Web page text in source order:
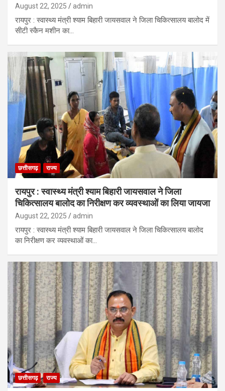
August 22, 2025 admin
रायपुर : स्वास्थ्य मंत्री श्याम बिहारी जायसवाल ने जिला चिकित्सालय बालोद में
सीटी स्कैन मशीन का…
छत्तीसगढ़ राज्य
रायपुर : स्वास्थ्य मंत्री श्याम बिहारी जायसवाल ने जिला
चिकित्सालय बालोद का निरीक्षण कर व्यवस्थाओं का लिया जायजा
August 22, 2025 admin
रायपुर : स्वास्थ्य मंत्री श्याम बिहारी जायसवाल ने जिला चिकित्सालय बालोद
का निरीक्षण कर व्यवस्थाओं का…
छत्तीसगढ़ राज्य